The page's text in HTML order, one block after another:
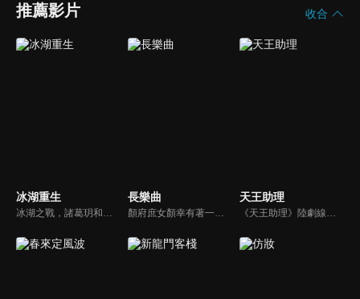
推薦影片 收合
冰湖重生
冰湖之戰，諸葛玥和楚喬落入冰湖，楚喬被燕洵所救，得知諸葛玥已死，她尋機刺殺燕洵，為諸葛玥報仇。楚喬在卞唐幾次三番受到一位神秘男子的幫助，她有種似曾相識的感覺，不禁懷疑諸葛玥還活著。燕洵變本加厲，掀起四國紛亂。最終，楚喬能否平定天下並再與諸葛玥重聚？
長樂曲
顏府庶女顏幸有著一身斷案本領，總能透過蛛絲馬跡找到答案。長大後考入刑部，成為一名伸張正義的女官，但因三姐逃婚，而被迫替三姐嫁給內衛府大閣領沈渡。京中離奇的案件頻頻發生，顏幸與沈渡二人一起破案，並在一次又一次的關鍵時刻互相扶持，感情逐漸升溫，攜手揭開驚天陰謀，共同守護襄安城的安寧。
天王助理
《天王助理》陸劇線上看。萬眾矚目但文學素養欠佳的流量巨星由曦（孫澤源）與患有人群恐懼症的歷史系學霸尉遲杳杳（盧洋洋）因為一場陰差陽錯的碰撞，二人的人生軌跡就此顛覆巨變。